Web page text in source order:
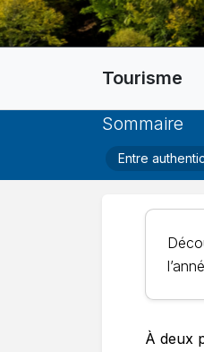
Tourisme
Sommaire
Entre
À deux